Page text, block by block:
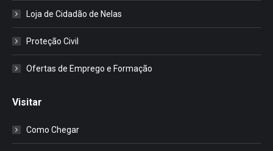
Loja de Cidadão de Nelas
Proteção Civil
Ofertas de Emprego e Formação
Visitar
Como Chegar